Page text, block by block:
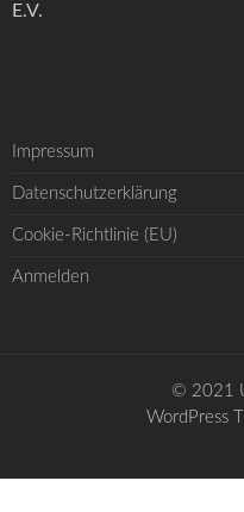
E.V.
Impressum
Datenschutzerklärung
Cookie-Richtlinie (EU)
Anmelden
© 2021
WordPress